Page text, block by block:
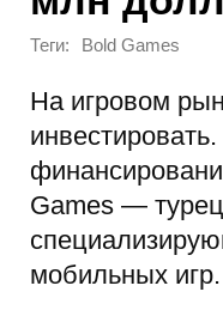
Теги: Bold Games
На игровом
Games —
мобильных игр.